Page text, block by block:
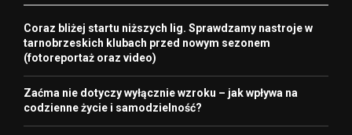
Coraz bliżej startu niższych lig. Sprawdzamy nastroje w
tarnobrzeskich klubach przed nowym sezonem
(fotoreportaż oraz video)
Zaćma nie dotyczy wyłącznie wzroku – jak wpływa na
codzienne życie i samodzielność?